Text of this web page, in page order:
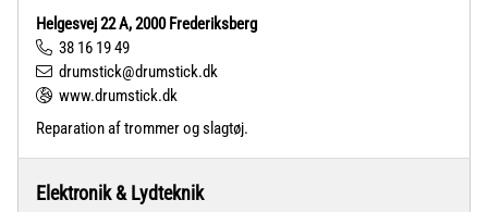
Helgesvej 22 A, 2000 Frederiksberg
38 16 19 49
drumstick@drumstick.dk
www.drumstick.dk
Reparation af trommer og slagtøj.
Elektronik & Lydteknik